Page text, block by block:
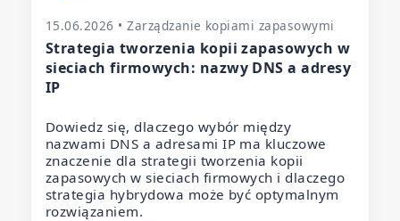
15.06.2026 • Zarządzanie kopiami zapasowymi
Strategia tworzenia kopii zapasowych w
sieciach firmowych: nazwy DNS a adresy
IP
Dowiedz się, dlaczego wybór między
nazwami DNS a adresami IP ma kluczowe
znaczenie dla strategii tworzenia kopii
zapasowych w sieciach firmowych i dlaczego
strategia hybrydowa może być optymalnym
rozwiązaniem.